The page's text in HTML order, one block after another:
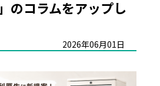
のコラムをアップし
2026年06月01日